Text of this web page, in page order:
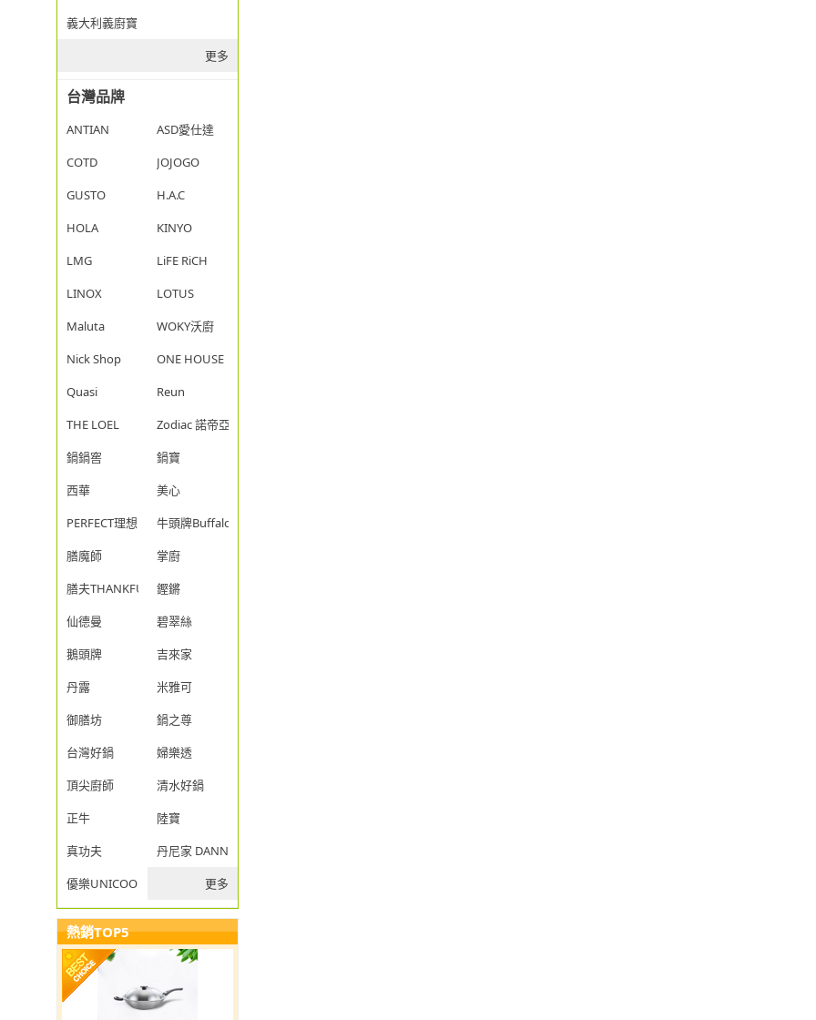
義大利義廚寶
更多
台灣品牌
ANTIAN
ASD愛仕達
COTD
JOJOGO
GUSTO
H.A.C
HOLA
KINYO
LMG
LiFE RiCH
LINOX
LOTUS
Maluta
WOKY沃廚
Nick Shop
ONE HOUSE
Quasi
Reun
THE LOEL
Zodiac 諾帝亞
鍋鍋窖
鍋寶
西華
美心
PERFECT理想
牛頭牌Buffalo
膳魔師
掌廚
膳夫THANKFUL
鏗鏘
仙德曼
碧翠絲
鵝頭牌
吉來家
丹露
米雅可
御膳坊
鍋之尊
台灣好鍋
婦樂透
頂尖廚師
清水好鍋
正牛
陸寶
真功夫
丹尼家 DANNY JIA
優樂UNICOOK
更多
熱銷TOP5